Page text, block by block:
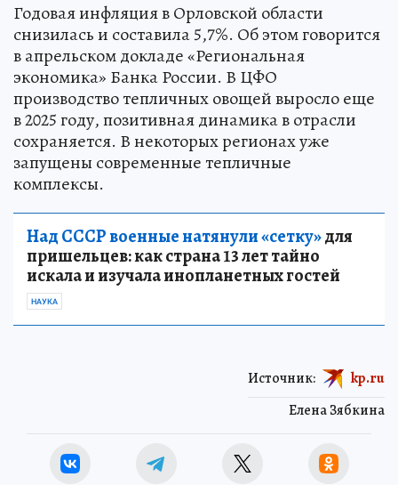
Годовая инфляция в Орловской области
снизилась и составила 5,7%. Об этом говорится
в апрельском докладе «Региональная
экономика» Банка России. В ЦФО
производство тепличных овощей выросло еще
в 2025 году, позитивная динамика в отрасли
сохраняется. В некоторых регионах уже
запущены современные тепличные
комплексы.
Над СССР военные натянули «сетку»для
пришельцев: как страна 13 лет тайно
искала и изучала инопланетных гостей
НАУКА
Елена Зябкина
Источник: kp.ru